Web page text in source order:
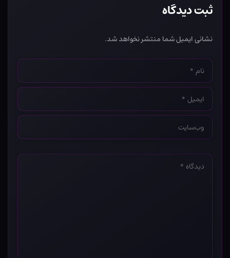
ثبت دیدگاه
نشانی ایمیل شما منتشر نخواهد شد.
نام
*
ایمیل
*
وب‌سایت
*
دیدگاه